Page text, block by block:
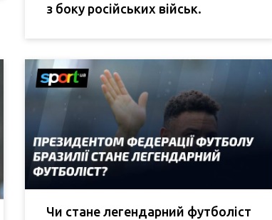
з боку російських військ.
Чи стане легендарний футболіст